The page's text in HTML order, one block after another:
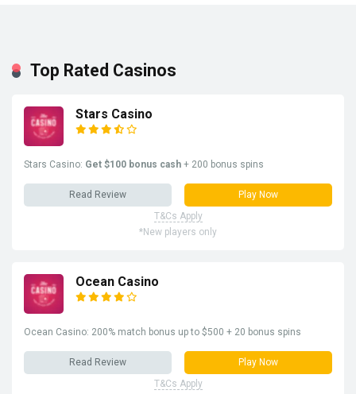
Top Rated Casinos
Stars Casino
Stars Casino: Get $100 bonus cash + 200 bonus spins
Read Review
Play Now
T&Cs Apply
*New players only
Ocean Casino
Ocean Casino: 200% match bonus up to $500 + 20 bonus spins
Read Review
Play Now
T&Cs Apply